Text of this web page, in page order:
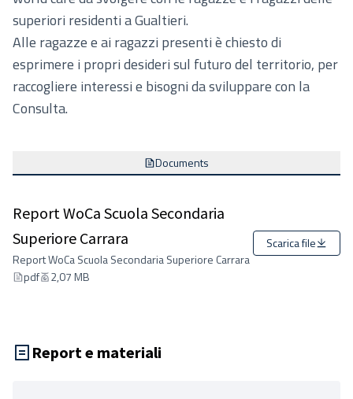
superiori residenti a Gualtieri.
Alle ragazze e ai ragazzi presenti è chiesto di
esprimere i propri desideri sul futuro del territorio, per
raccogliere interessi e bisogni da sviluppare con la
Consulta.
Documents
Report WoCa Scuola Secondaria
Superiore Carrara
Report WoCa Scuola Secondaria Superiore Carrara
pdf
2,07 MB
Scarica file
Report e materiali